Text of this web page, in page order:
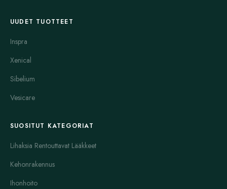
UUDET TUOTTEET
Inspra
Xenical
Sibelium
Vesicare
SUOSITUT KATEGORIAT
Lihaksia Rentouttavat Lääkkeet
Kehonrakennus
Ihonhoito